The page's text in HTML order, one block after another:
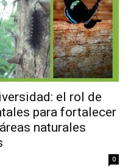
el rol de
para fortalecer
naturales
0